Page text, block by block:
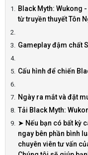
Black Myth: Wukong
từ truyền thuyết Tôn
Gameplay đậm chất
Cấu hình để chiến
Ngày ra mắt và đặt
Tải Black Myth:
➤ Nếu bạn có bất kỳ
ngay bên phần bình
chuyên viên tư vấn